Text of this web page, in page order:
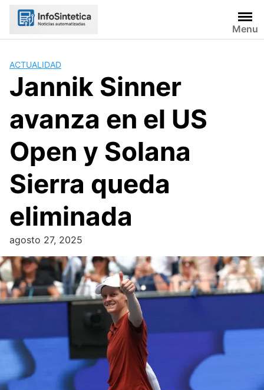
Skip
Menu
ACTUALIDAD
Jannik Sinner
avanza en el US
Open y Solana
Sierra queda
eliminada
agosto 27, 2025